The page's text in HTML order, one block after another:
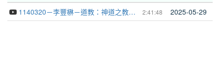
2:41:48
1140320－李豐楙－道教：神道之教與人道之教 2025-05-29